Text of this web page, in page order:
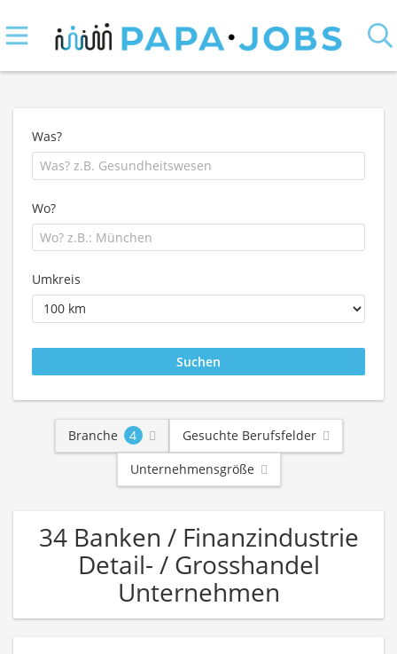
Was?
Wo?
Umkreis
Branche 4
Gesuchte Berufsfelder
Unternehmensgröße
34 Banken / Finanzindustrie
Detail- / Grosshandel
Unternehmen